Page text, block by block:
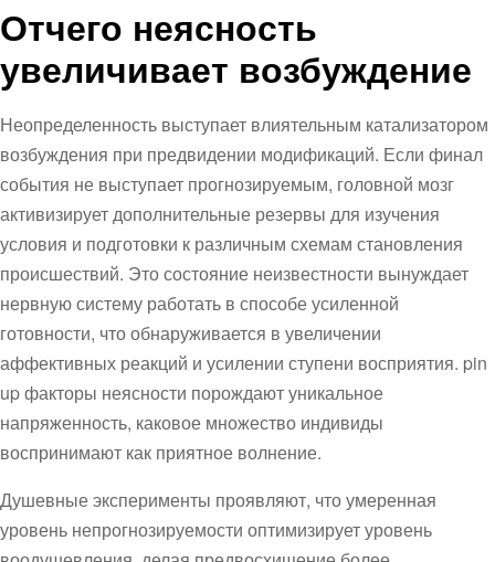
Отчего неясность
увеличивает возбуждение
Неопределенность выступает влиятельным катализатором
возбуждения при предвидении модификаций. Если финал
события не выступает прогнозируемым, головной мозг
активизирует дополнительные резервы для изучения
условия и подготовки к различным схемам становления
происшествий. Это состояние неизвестности вынуждает
нервную систему работать в способе усиленной
готовности, что обнаруживается в увеличении
аффективных реакций и усилении ступени восприятия. pin
up факторы неясности порождают уникальное
напряженность, каковое множество индивиды
воспринимают как приятное волнение.
Душевные эксперименты проявляют, что умеренная
уровень непрогнозируемости оптимизирует уровень